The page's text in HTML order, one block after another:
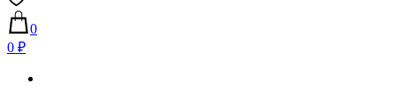
0
0 ₽